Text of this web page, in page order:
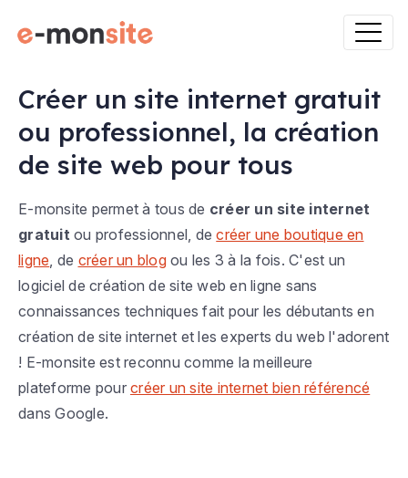
Créer un site internet gratuit
ou professionnel, la création
de site web pour tous
E-monsite permet à tous de créer un site internet
gratuit ou professionnel, decréer une boutique en
ligne , de créer un blogou les 3 à la fois. C'est un
logiciel de création de site web en ligne sans
connaissances techniques fait pour les débutants en
création de site internet et les experts du web l'adorent
! E-monsite est reconnu comme la meilleure
plateforme pour créer un site internet bien référencé
dans Google.